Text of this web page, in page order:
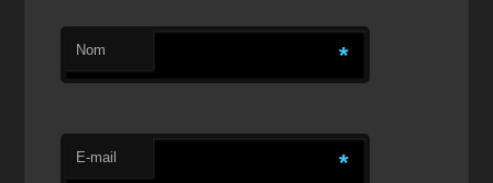
Nom *
E-mail *